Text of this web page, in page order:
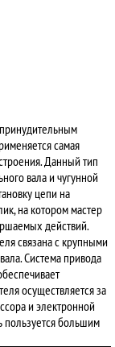
самая
Данный тип
вала и чугунной
цепи на
на котором мастер
действий.
связана с крупными
Система привода
осуществляется за
и электронной
пользуется большим